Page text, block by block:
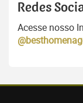
Redes
Acesse nosso